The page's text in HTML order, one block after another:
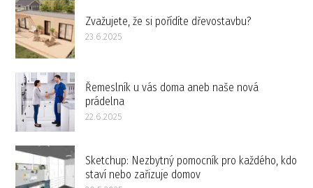
Zvažujete, že si pořídíte dřevostavbu?
23.6.2025
Řemeslník u vás doma aneb naše nová
prádelna
22.6.2025
Sketchup: Nezbytný pomocník pro každého, kdo
staví nebo zařizuje domov